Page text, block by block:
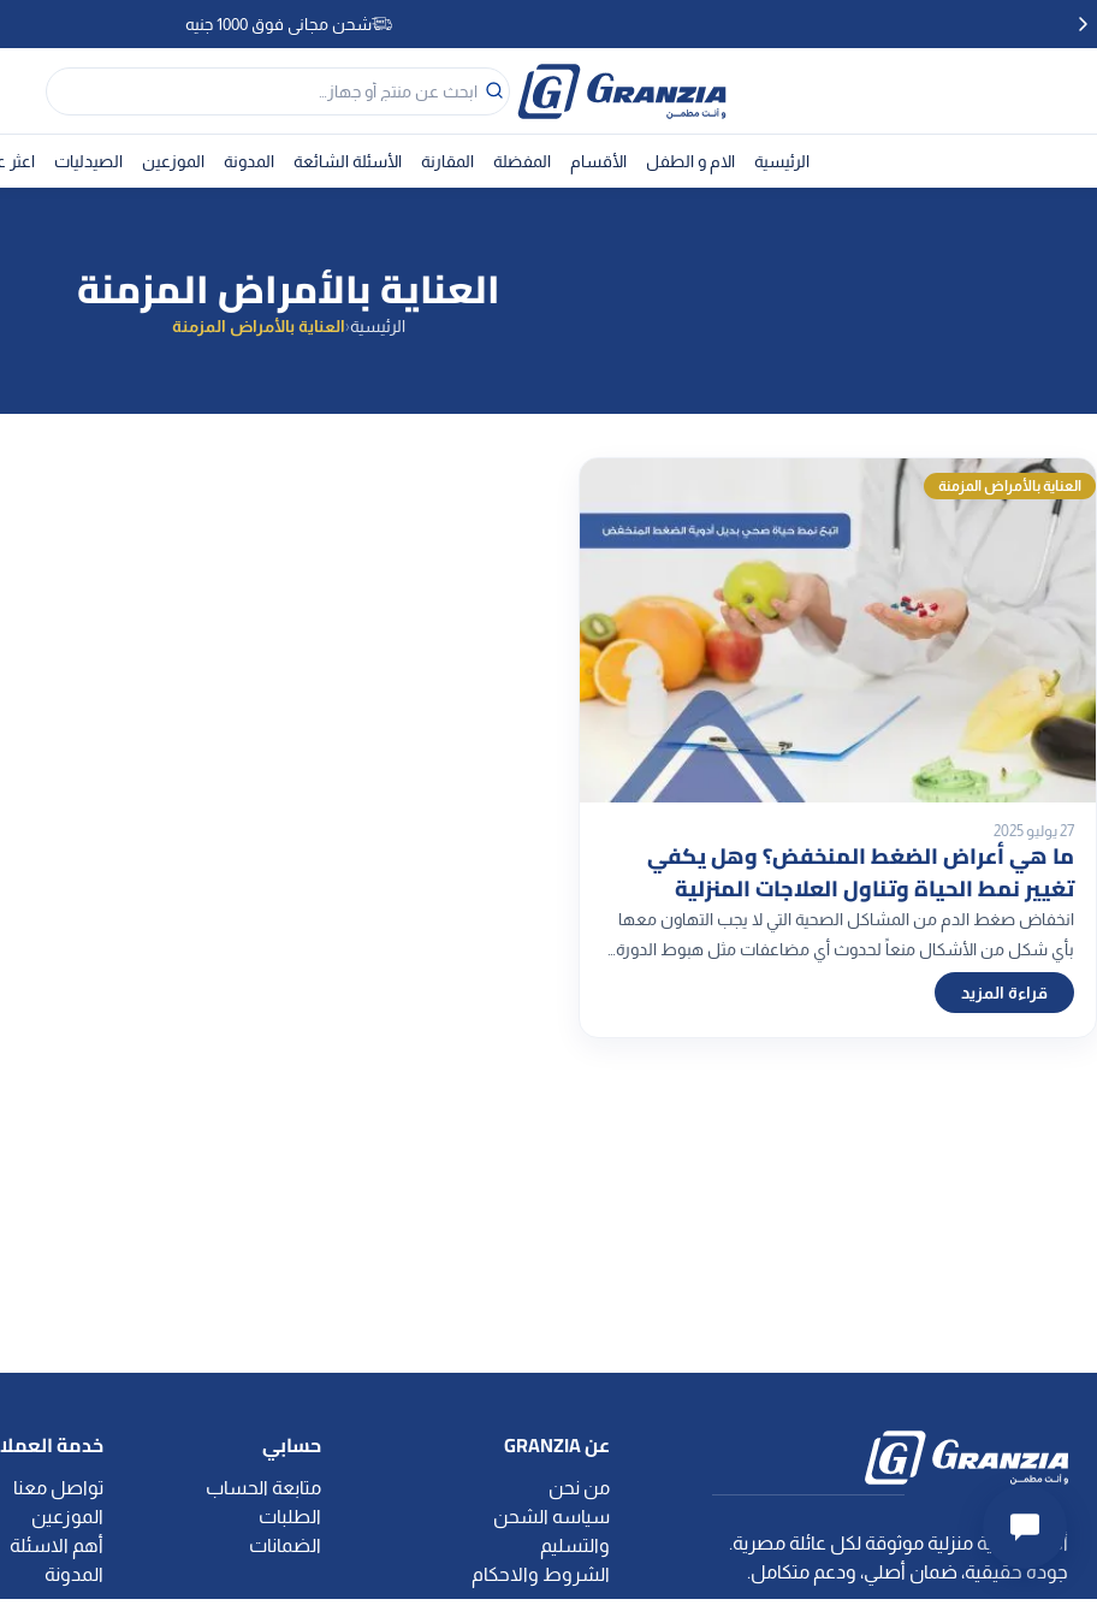
شحن مجاني فوق 1000 جنيه
شحن مجاني فوق 1000 جنيه
الرئيسية الام و الطفل الأقسام المفضلة المقارنة الأسئلة الشائعة المدونة الموزعين الصيدليات اعثر
العناية بالأمراض المزمنة
الرئيسية‹العناية بالأمراض المزمنة
العناية بالأمراض المزمنة
27 يوليو 2025
ما هي أعراض الضغط المنخفض؟ وهل يكفي
تغيير نمط الحياة وتناول العلاجات المنزلية
انخفاض صغط الدم من المشاكل الصحية التي لا يجب التهاون معها
بأي شكل من الأشكال منعاً لحدوث أي مضاعفات مثل هبوط الدورة…
قراءة المزيد
خدمة
تواصل معنا
الموزعين
أهم الاسئلة
المدونة
حسابي
متابعة الحساب
الطلبات
الضمانات
عن GRANZIA
من نحن
سياسه الشحن
والتسليم
الشروط والاحكام
أجهزة طبية منزلية موثوقة لكل عائلة مصرية.
جودة حقيقية، ضمان أصلي، ودعم متكامل.